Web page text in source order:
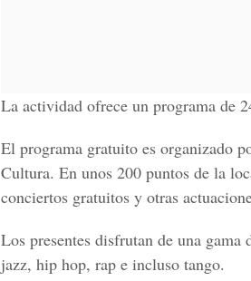
La actividad ofrece un programa de
El programa gratuito es organizado
Cultura. En unos 200 puntos de la
conciertos gratuitos y otras
Los presentes disfrutan de una
jazz, hip hop, rap e incluso tango.